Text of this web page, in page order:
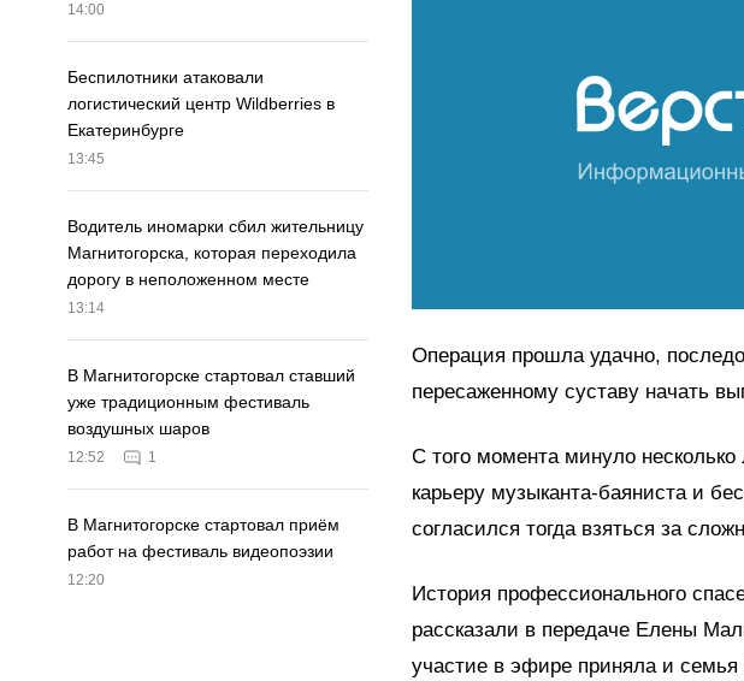
14:00
Беспилотники атаковали
логистический центр Wildberries в
Екатеринбурге
13:45
Водитель иномарки сбил жительницу
Магнитогорска, которая переходила
дорогу в неположенном месте
13:14
В Магнитогорске стартовал ставший
уже традиционным фестиваль
воздушных шаров
12:52 1
В Магнитогорске стартовал приём
работ на фестиваль видеопоэзии
12:20
Операция прошла удачно,
пересаженному суставу начать
С того момента минуло
карьеру музыканта-баяниста и
согласился тогда взяться за
История профессионального
рассказали в передаче Елены
участие в эфире приняла и